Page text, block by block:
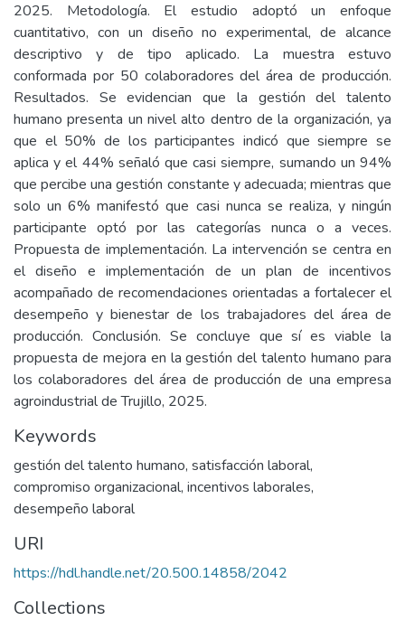
2025. Metodología. El estudio adoptó un enfoque
cuantitativo, con un diseño no experimental, de alcance
descriptivo y de tipo aplicado. La muestra estuvo
conformada por 50 colaboradores del área de producción.
Resultados. Se evidencian que la gestión del talento
humano presenta un nivel alto dentro de la organización, ya
que el 50% de los participantes indicó que siempre se
aplica y el 44% señaló que casi siempre, sumando un 94%
que percibe una gestión constante y adecuada; mientras que
solo un 6% manifestó que casi nunca se realiza, y ningún
participante optó por las categorías nunca o a veces.
Propuesta de implementación. La intervención se centra en
el diseño e implementación de un plan de incentivos
acompañado de recomendaciones orientadas a fortalecer el
desempeño y bienestar de los trabajadores del área de
producción. Conclusión. Se concluye que sí es viable la
propuesta de mejora en la gestión del talento humano para
los colaboradores del área de producción de una empresa
agroindustrial de Trujillo, 2025.
Keywords
gestión del talento humano, satisfacción laboral,
compromiso organizacional, incentivos laborales,
desempeño laboral
URI
https://hdl.handle.net/20.500.14858/2042
Collections